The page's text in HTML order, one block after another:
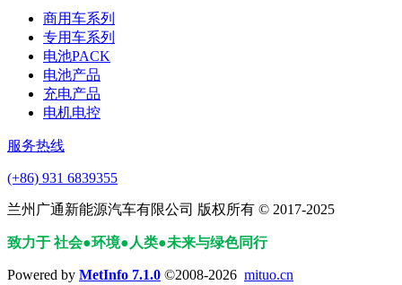
商用车系列
专用车系列
电池PACK
电池产品
充电产品
电机电控
服务热线
(+86) 931 6839355
兰州广通新能源汽车有限公司 版权所有 © 2017-2025
致力于 社会●环境● 人类●未来与绿色同行
Powered by MetInfo 7.1.0 ©2008-2026 mituo.cn